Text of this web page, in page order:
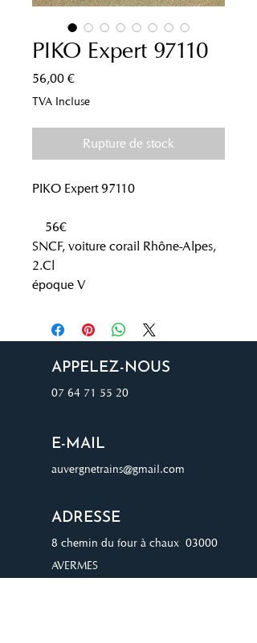
PIKO Expert 97110
56,00 €Prix
TVA Incluse
Rupture de stock
PIKO Expert 97110
56€
SNCF, voiture corail Rhône-Alpes,
2.Cl
époque V
APPELEZ-NOUS
07 64 71 55 20
E-MAIL
auvergnetrains@gmail.com
ADRESSE
8 chemin du four à chaux 03000
AVERMES